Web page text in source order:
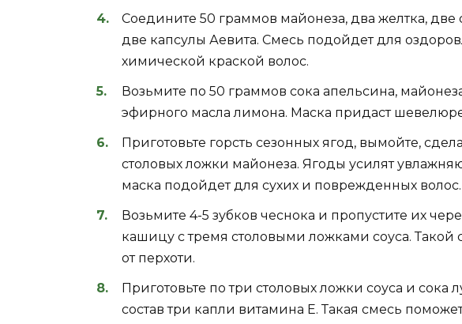
Соедините 50 граммов майонеза, два желтка, две
две капсулы Аевита. Смесь подойдет для
химической краской волос.
Возьмите по 50 граммов сока апельсина,
эфирного масла лимона. Маска придаст
Приготовьте горсть сезонных ягод, вымойте,
столовых ложки майонеза. Ягоды усилят
маска подойдет для сухих и поврежденных волос.
Возьмите 4-5 зубков чеснока и пропустите их
кашицу с тремя столовыми ложками соуса. Такой
от перхоти.
Приготовьте по три столовых ложки соуса и сока
состав три капли витамина Е. Такая смесь